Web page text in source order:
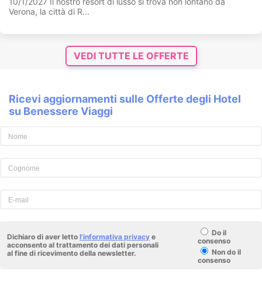
Verona, la città di R...
VEDI TUTTE LE OFFERTE
Ricevi aggiornamenti sulle Offerte degli Hotel
su Benessere Viaggi
Dichiaro di aver letto l'informativa privacy e
acconsento al trattamento dei dati personali
al fine di ricevimento della newsletter.
Do il
consenso
Non do il
consenso